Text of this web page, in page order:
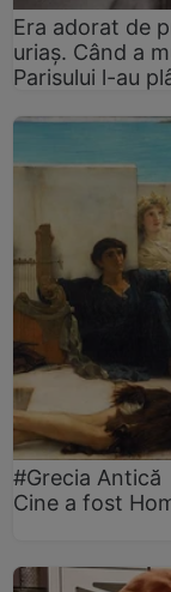
Era adorat de
uriaș. Când a
Parisului l-au
#Grecia Antică
Cine a fost